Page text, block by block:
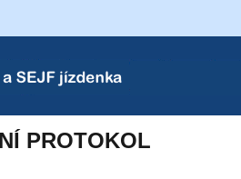
Jízdenka
PROTOKOL